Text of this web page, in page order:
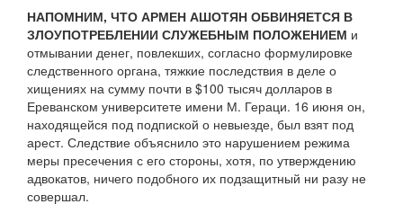
НАПОМНИМ, ЧТО АРМЕН АШОТЯН ОБВИНЯЕТСЯ В
ЗЛОУПОТРЕБЛЕНИИ СЛУЖЕБНЫМ ПОЛОЖЕНИЕМ и
отмывании денег, повлекших, согласно формулировке
следственного органа, тяжкие последствия в деле о
хищениях на сумму почти в $100 тысяч долларов в
Ереванском университете имени М. Гераци. 16 июня он,
находящейся под подпиской о невыезде, был взят под
арест. Следствие объяснило это нарушением режима
меры пресечения с его стороны, хотя, по утверждению
адвокатов, ничего подобного их подзащитный ни разу не
совершал.